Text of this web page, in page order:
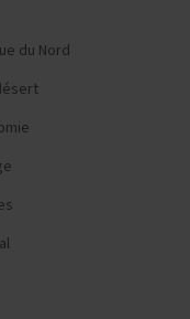
du Nord